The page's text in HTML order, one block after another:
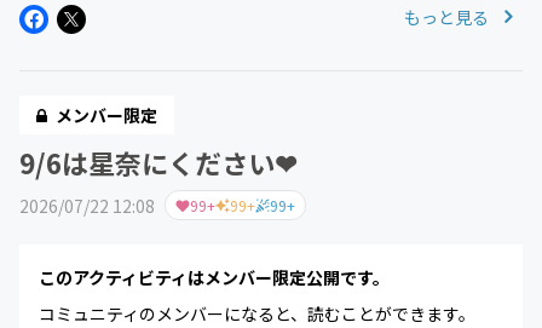
もっと見る
メンバー限定
9/6は星奈にください❤︎
2026/07/22 12:08 99+ 99+ 99+
このアクティビティはメンバー限定公開です。
コミュニティのメンバーになると、読むことができます。